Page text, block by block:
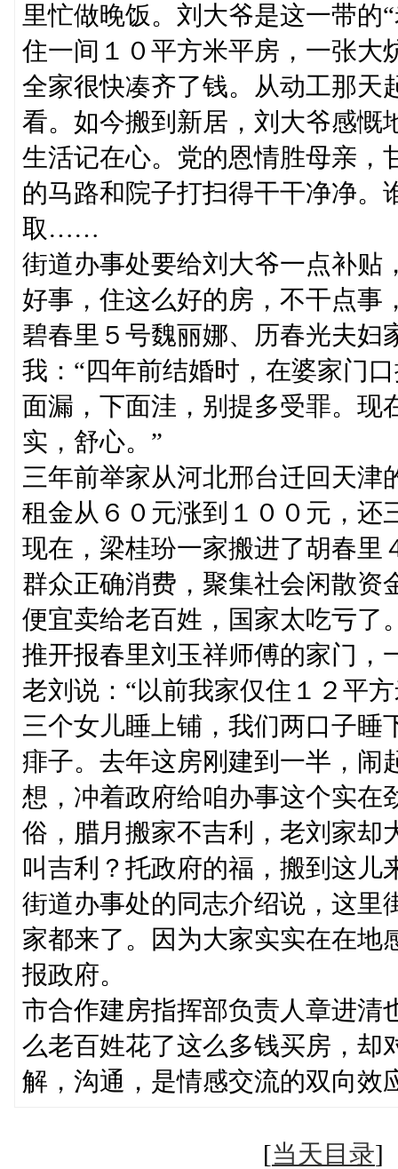
里忙做晚饭。刘大爷是这一带的
住一间１０平方米平房，一张大
全家很快凑齐了钱。从动工那天
看。如今搬到新居，刘大爷感慨
生活记在心。党的恩情胜母亲，
的马路和院子打扫得干干净净。
取……
街道办事处要给刘大爷一点补贴
好事，住这么好的房，不干点事
碧春里５号魏丽娜、历春光夫妇
我：“四年前结婚时，在婆家门
面漏，下面洼，别提多受罪。现
实，舒心。”
三年前举家从河北邢台迁回天津
租金从６０元涨到１００元，还
现在，梁桂玢一家搬进了胡春里
群众正确消费，聚集社会闲散资
便宜卖给老百姓，国家太吃亏了
推开报春里刘玉祥师傅的家门，
老刘说：“以前我家仅住１２平
三个女儿睡上铺，我们两口子睡
痱子。去年这房刚建到一半，闹
想，冲着政府给咱办事这个实在
俗，腊月搬家不吉利，老刘家却
叫吉利？托政府的福，搬到这儿
街道办事处的同志介绍说，这里
家都来了。因为大家实实在在地
报政府。
市合作建房指挥部负责人章进清
么老百姓花了这么多钱买房，却
解，沟通，是情感交流的双向效
[当天目录